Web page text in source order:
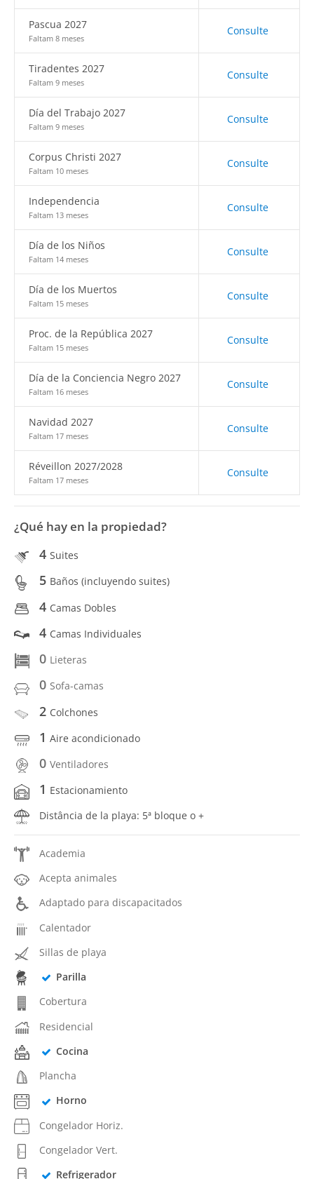
Pascua 2027
Faltam 8 meses
Consulte
Tiradentes 2027
Faltam 9 meses
Consulte
Día del Trabajo 2027
Faltam 9 meses
Consulte
Corpus Christi 2027
Faltam 10 meses
Consulte
Independencia
Faltam 13 meses
Consulte
Día de los Niños
Faltam 14 meses
Consulte
Día de los Muertos
Faltam 15 meses
Consulte
Proc. de la República 2027
Faltam 15 meses
Consulte
Día de la Conciencia Negro 2027
Faltam 16 meses
Consulte
Navidad 2027
Faltam 17 meses
Consulte
Réveillon 2027/2028
Faltam 17 meses
Consulte
¿Qué hay en la propiedad?
4 Suites
5 Baños (incluyendo suites)
4 Camas Dobles
4 Camas Individuales
0 Lieteras
0 Sofa-camas
2 Colchones
1 Aire acondicionado
0 Ventiladores
1 Estacionamiento
Distância de la playa: 5ª bloque o +
Academia
Acepta animales
Adaptado para discapacitados
Calentador
Sillas de playa
Parilla
Cobertura
Residencial
Cocina
Plancha
Horno
Congelador Horiz.
Congelador Vert.
Refrigerador